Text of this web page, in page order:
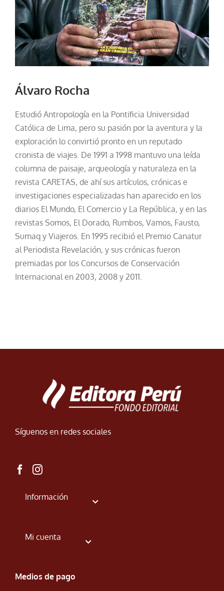
Álvaro Rocha
Estudió Antropología en la Pontificia Universidad
Católica de Lima, pero su pasión por la aventura y la
exploración lo convirtió pronto en un reputado
cronista de viajes. De 1991 a 1998 mantuvo una leída
columna de paisaje, arqueología y naturaleza en la
revista CARETAS, de ahí sus artículos, crónicas e
investigaciones especializadas han aparecido en los
diarios El Mundo, El Comercio y La República, y en las
revistas Somos, El Dorado, Rumbos, Vamos, Fausto,
Sumaq y Viajeros. En 1995 recibió el Premio Canatur
al Periodista Revelación, y sus crónicas fueron
premiadas por los Concursos de Conservación
Internacional en 2003, 2008 y 2011.
Síguenos en redes sociales
Información
Mi cuenta
Medios de pago